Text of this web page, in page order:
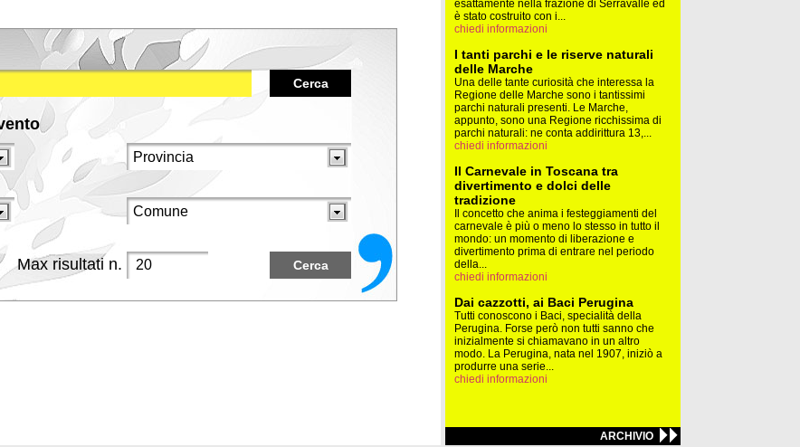
Cerca
Max risultati n. Cerca
esattamente nella frazione di Serravalle ed
è stato costruito con i...
chiedi informazioni
I tanti parchi e le riserve naturali
delle Marche
Una delle tante curiosità che interessa la
Regione delle Marche sono i tantissimi
parchi naturali presenti. Le Marche,
appunto, sono una Regione ricchissima di
parchi naturali: ne conta addirittura 13,...
chiedi informazioni
Il Carnevale in Toscana tra
divertimento e dolci delle
tradizione
Il concetto che anima i festeggiamenti del
carnevale è più o meno lo stesso in tutto il
mondo: un momento di liberazione e
divertimento prima di entrare nel periodo
della...
chiedi informazioni
Dai cazzotti, ai Baci Perugina
Tutti conoscono i Baci, specialità della
Perugina. Forse però non tutti sanno che
inizialmente si chiamavano in un altro
modo. La Perugina, nata nel 1907, iniziò a
produrre una serie...
chiedi informazioni
ARCHIVIO